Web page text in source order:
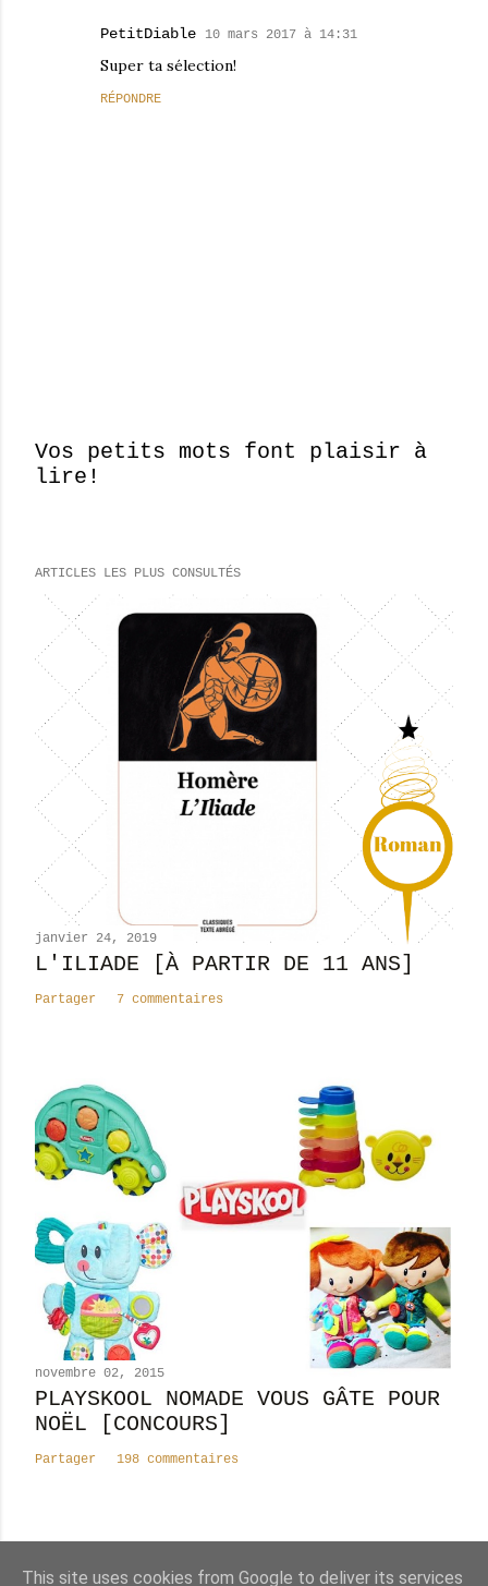
PetitDiable 10 mars 2017 à 14:31
Super ta sélection!
RÉPONDRE
E
g
t
r
c
m
n
t
i
Vos petits mots font plaisir à
lire!
ARTICLES LES PLUS CONSULTÉS
janvier 24, 2019
L'ILIADE [À PARTIR DE 11 ANS]
Partager 7 commentaires
novembre 02, 2015
PLAYSKOOL NOMADE VOUS GÂTE POUR
NOËL [CONCOURS]
Partager 198 commentaires
This site uses cookies from Google to deliver its services